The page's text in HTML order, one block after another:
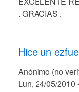
. GRACIAS .
Hice un
Anónimo (no
Lun, 24/05/2010